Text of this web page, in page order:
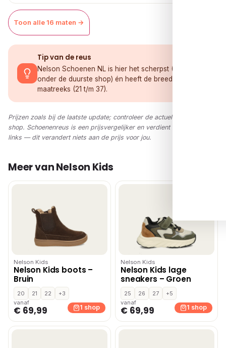
Toon alle 16 maten →
Tip van de reus
Nelson Schoenen NL is hier het scherpst (€ 15,00
onder de duurste shop) én heeft de breedste
maatreeks (21 t/m 37).
Prijzen zoals bij de laatste update; controleer de actuele prijs in de
shop. Schoenenreus is een prijsvergelijker en verdient via affiliate-
links — dit verandert niets aan de prijs voor jou.
Meer van Nelson Kids
Nelson Kids
Nelson Kids boots –
Bruin
20 21 22
+3
vanaf
€ 69,99 1 shop
Nelson Kids
Nelson Kids lage
sneakers – Groen
25 26 27
+5
vanaf
€ 69,99 1 shop